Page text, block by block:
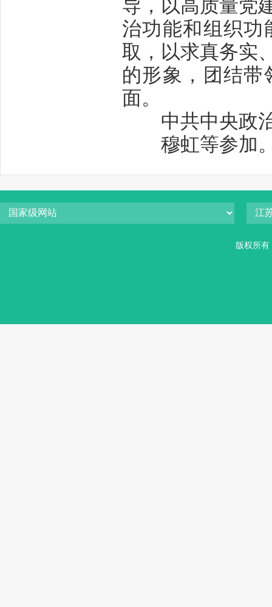
导，以高质量党
治功能和组织功
取，以求真务实
的形象，团结带
面。
中共中央政治
穆虹等参加
版权所